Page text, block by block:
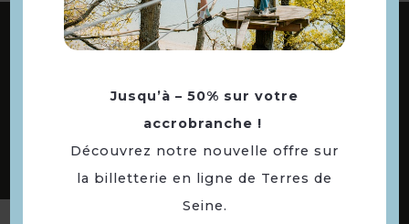
ABONNEZ-VOUS À NOTRE NEWSLETTER
DE NOTRE TERRITOIRE
Jusqu’à – 50% sur votre
accrobranche !
Découvrez notre nouvelle offre sur
la billetterie en ligne de Terres de
Seine.